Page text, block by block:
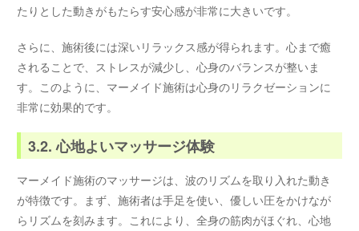
たりとした動きがもたらす安心感が非常に大きいです。
さらに、施術後には深いリラックス感が得られます。心まで癒
されることで、ストレスが減少し、心身のバランスが整いま
す。このように、マーメイド施術は心身のリラクゼーションに
非常に効果的です。
3.2. 心地よいマッサージ体験
マーメイド施術のマッサージは、波のリズムを取り入れた動き
が特徴です。まず、施術者は手足を使い、優しい圧をかけなが
らリズムを刻みます。これにより、全身の筋肉がほぐれ、心地